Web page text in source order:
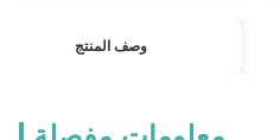
وصف المنتج